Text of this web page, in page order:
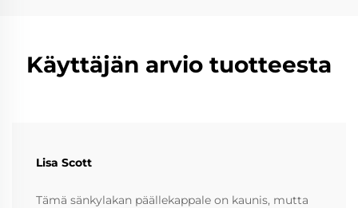
Käyttäjän arvio tuotteesta
Lisa Scott
Tämä sänkylakan päällekappale on kaunis, mutta